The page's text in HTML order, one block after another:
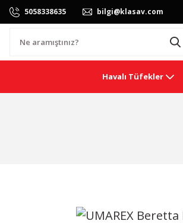
5058338635 bilgi@klasav.com
Havalı Tüfekler